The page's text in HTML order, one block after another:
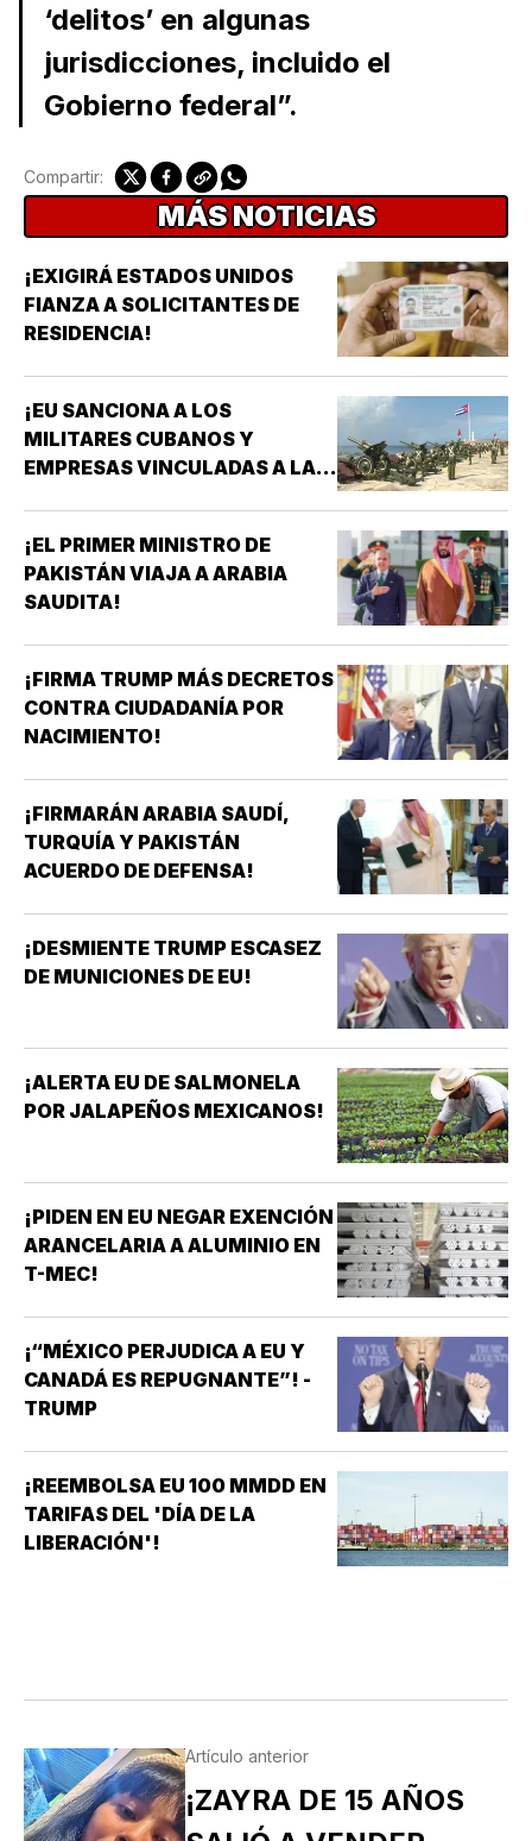
‘delitos’ en algunas
jurisdicciones, incluido el
Gobierno federal”.
Compartir:
MÁS NOTICIAS
¡EXIGIRÁ ESTADOS UNIDOS
FIANZA A SOLICITANTES DE
RESIDENCIA!
¡EU SANCIONA A LOS
MILITARES CUBANOS Y
EMPRESAS VINCULADAS A LA
¡EL PRIMER MINISTRO DE
PAKISTÁN VIAJA A ARABIA
SAUDITA!
¡FIRMA TRUMP MÁS DECRETOS
CONTRA CIUDADANÍA POR
NACIMIENTO!
¡FIRMARÁN ARABIA SAUDÍ,
TURQUÍA Y PAKISTÁN
ACUERDO DE DEFENSA!
¡DESMIENTE TRUMP ESCASEZ
DE MUNICIONES DE EU!
¡ALERTA EU DE SALMONELA
POR JALAPEÑOS MEXICANOS!
¡PIDEN EN EU NEGAR EXENCIÓN
ARANCELARIA A ALUMINIO EN
T-MEC!
¡“MÉXICO PERJUDICA A EU Y
CANADÁ ES REPUGNANTE”! -
TRUMP
¡REEMBOLSA EU 100 MMDD EN
TARIFAS DEL 'DÍA DE LA
LIBERACIÓN'!
Artículo anterior
¡ZAYRA DE 15 AÑOS